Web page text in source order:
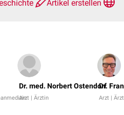
Artikel erstellen
Dr. med. Norbert Ostendorf
Arzt | Ärztin
Dr.
Arzt |